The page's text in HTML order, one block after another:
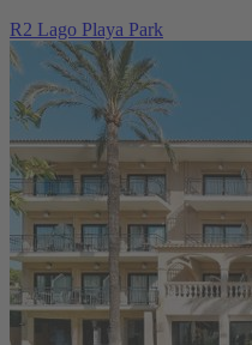
R2 Lago Playa Park